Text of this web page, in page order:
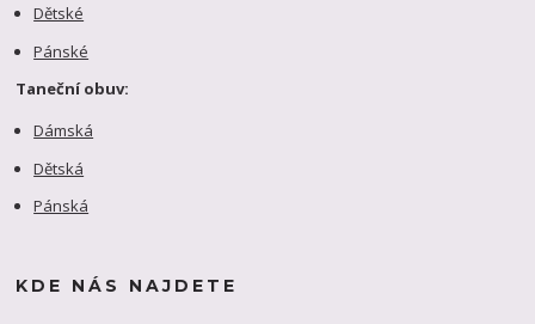
Dětské
Pánské
Taneční obuv:
Dámská
Dětská
Pánská
KDE NÁS NAJDETE